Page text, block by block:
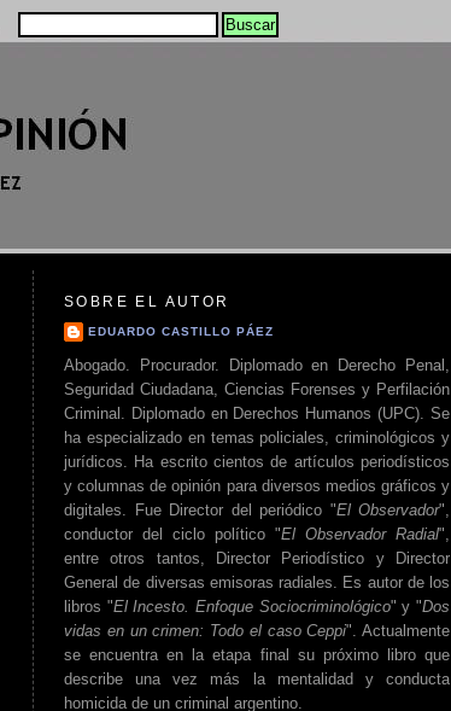
SOBRE EL AUTOR
EDUARDO CASTILLO PÁEZ
Abogado. Procurador. Diplomado en Derecho Penal,
Seguridad Ciudadana, Ciencias Forenses y Perfilación
Criminal. Diplomado en Derechos Humanos (UPC). Se
ha especializado en temas policiales, criminológicos y
jurídicos. Ha escrito cientos de artículos periodísticos
y columnas de opinión para diversos medios gráficos y
digitales. Fue Director del periódico "El Observador",
conductor del ciclo político "El Observador Radial",
entre otros tantos, Director Periodístico y Director
General de diversas emisoras radiales. Es autor de los
libros "El Incesto. Enfoque Sociocriminológico" y "Dos
vidas en un crimen: Todo el caso Ceppi". Actualmente
se encuentra en la etapa final su próximo libro que
describe una vez más la mentalidad y conducta
homicida de un criminal argentino.